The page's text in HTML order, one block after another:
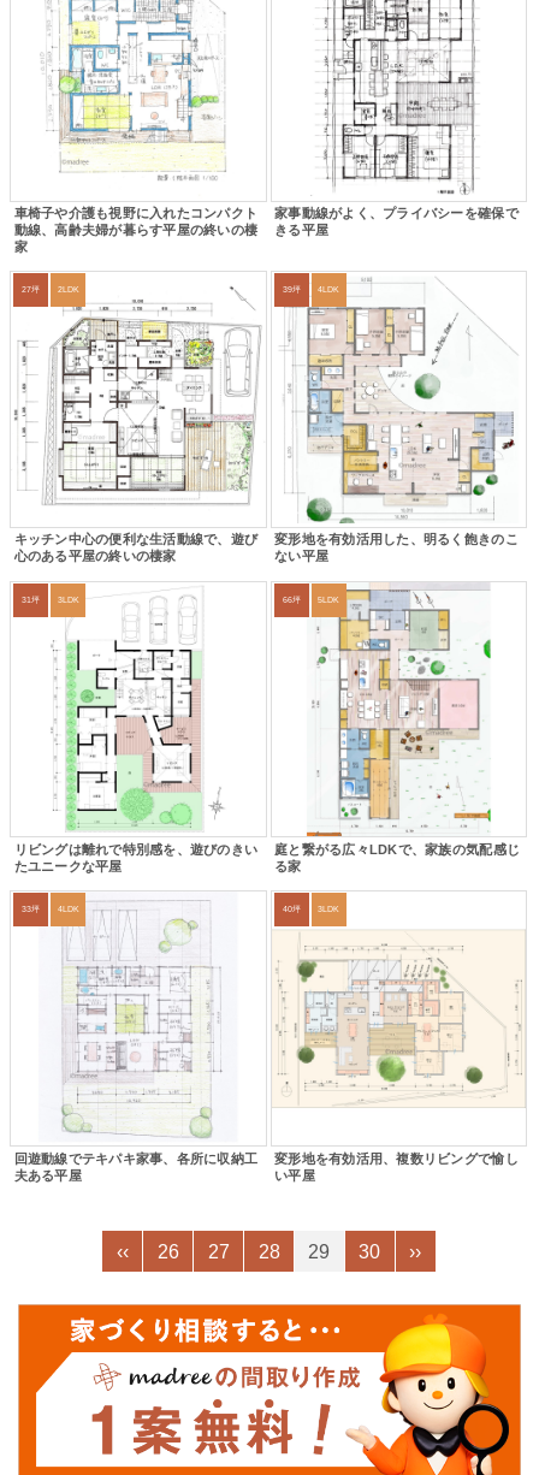
車椅子や介護も視野に入れたコンパクト
動線、高齢夫婦が暮らす平屋の終いの棲
家
家事動線がよく、プライバシーを確保で
きる平屋
27坪 2LDK
キッチン中心の便利な生活動線で、遊び
心のある平屋の終いの棲家
39坪 4LDK
変形地を有効活用した、明るく飽きのこ
ない平屋
31坪 3LDK
リビングは離れで特別感を、遊びのきい
たユニークな平屋
66坪 5LDK
庭と繋がる広々LDKで、家族の気配感じ
る家
33坪 4LDK
回遊動線でテキパキ家事、各所に収納工
夫ある平屋
40坪 3LDK
変形地を有効活用、複数リビングで愉し
い平屋
‹‹ 26 27 28 29 30 ››